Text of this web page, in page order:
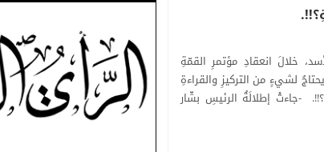
خلالَ انعقادِ مؤتمرِ القمّةِ
لشيءٍ من التركيزِ والقراءةِ
-جاءتْ إطلالَةُ الرئيسِ بشّار